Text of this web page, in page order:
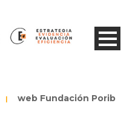
| web Fundación Porib